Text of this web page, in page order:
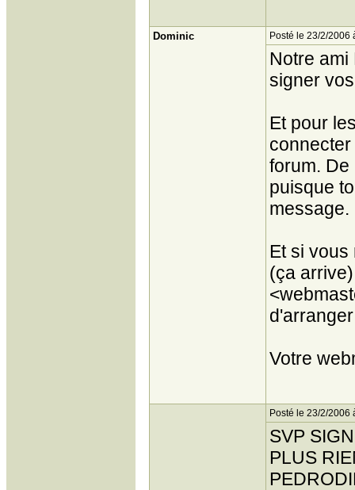
Dominic Posté le 23/2/2006
Notre ami
signer
Et pour
forum.
puisque
message.
Et si
(ça
Votre
Posté le 23/2/2006
SVP
PLUS